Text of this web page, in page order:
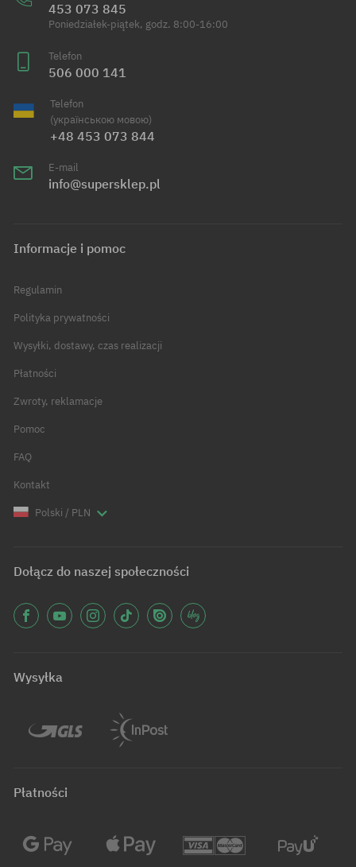
453 073 845
Poniedziałek-piątek, godz. 8:00-16:00
Telefon
506 000 141
Telefon
(українською мовою)
+48 453 073 844
E-mail
info@supersklep.pl
Informacje i pomoc
Regulamin
Polityka prywatności
Wysyłki, dostawy, czas realizacji
Płatności
Zwroty, reklamacje
Pomoc
FAQ
Kontakt
Polski / PLN
Dołącz do naszej społeczności
Wysyłka
Płatności